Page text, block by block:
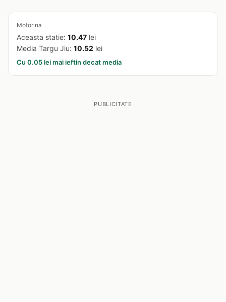
Motorina
Aceasta statie: 10.47 lei
Media Targu Jiu: 10.52 lei
Cu 0.05 lei mai ieftin decat media
PUBLICITATE